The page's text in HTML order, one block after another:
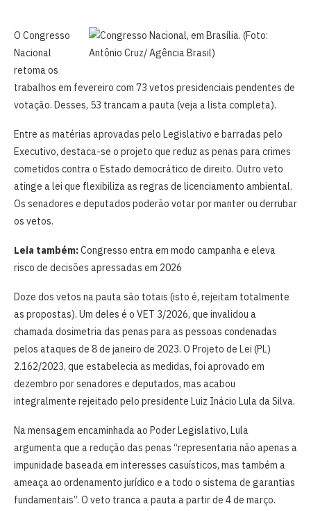
O Congresso
Nacional
retoma os
trabalhos em fevereiro com 73 vetos presidenciais pendentes de
votação. Desses, 53 trancam a pauta (veja a lista completa).
Entre as matérias aprovadas pelo Legislativo e barradas pelo
Executivo, destaca-se o projeto que reduz as penas para crimes
cometidos contra o Estado democrático de direito. Outro veto
atinge a lei que flexibiliza as regras de licenciamento ambiental.
Os senadores e deputados poderão votar por manter ou derrubar
os vetos.
Leia também:Congresso entra em modo campanha e eleva
risco de decisões apressadas em 2026
Doze dos vetos na pauta são totais (isto é, rejeitam totalmente
as propostas). Um deles é o VET 3/2026, que invalidou a
chamada dosimetria das penas para as pessoas condenadas
pelos ataques de 8 de janeiro de 2023. O Projeto de Lei (PL)
2.162/2023, que estabelecia as medidas, foi aprovado em
dezembro por senadores e deputados, mas acabou
integralmente rejeitado pelo presidente Luiz Inácio Lula da Silva.
Na mensagem encaminhada ao Poder Legislativo, Lula
argumenta que a redução das penas “representaria não apenas a
impunidade baseada em interesses casuísticos, mas também a
ameaça ao ordenamento jurídico e a todo o sistema de garantias
fundamentais”. O veto tranca a pauta a partir de 4 de março.